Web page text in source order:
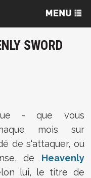
SWORD
- que vous
mois sur
de s'attaquer, ou
de Heavenly
lui, le titre de